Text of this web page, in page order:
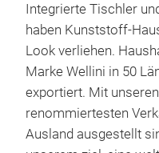
Integrierte Tischler
haben Kunststoff-
Look verliehen.
Marke Wellini in 50
exportiert. Mit
renommiertesten
Ausland ausgestellt